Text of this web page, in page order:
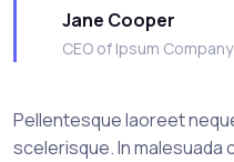
Jane Cooper
CEO of Ipsum Company
Pellentesque laoreet
scelerisque. In malesuada